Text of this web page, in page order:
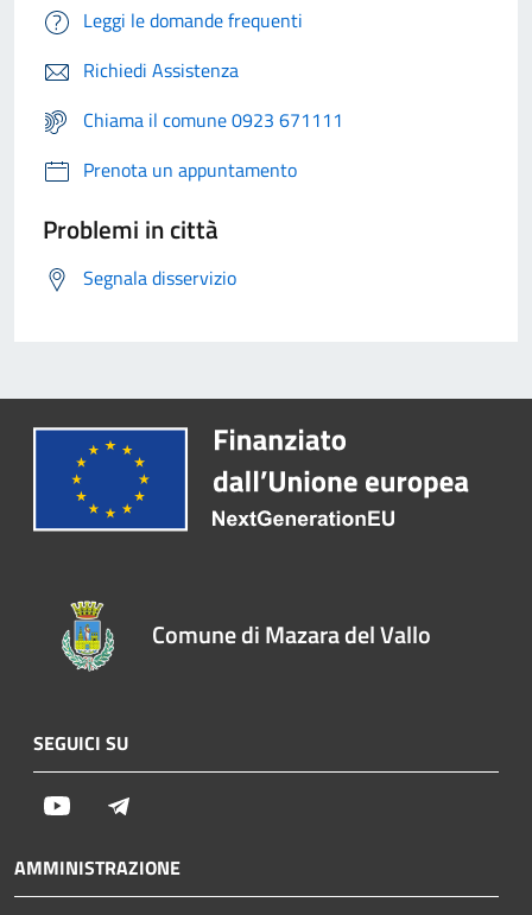
Leggi le domande frequenti
Richiedi Assistenza
Chiama il comune 0923 671111
Prenota un appuntamento
Problemi in città
Segnala disservizio
Comune di Mazara del Vallo
SEGUICI SU
Youtube
AMMINISTRAZIONE